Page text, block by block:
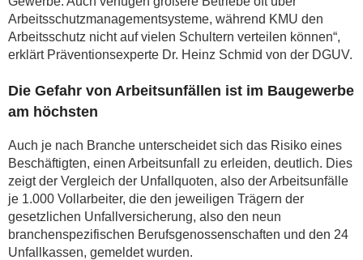
Arbeitsschutzmanagementsysteme, während KMU den
Arbeitsschutz nicht auf vielen Schultern verteilen können“,
erklärt Präventionsexperte Dr. Heinz Schmid von der DGUV.
Die Gefahr von Arbeitsunfällen ist im Baugewerbe
am höchsten
Auch je nach Branche unterscheidet sich das Risiko eines
Beschäftigten, einen Arbeitsunfall zu erleiden, deutlich. Dies
zeigt der Vergleich der Unfallquoten, also der Arbeitsunfälle
je 1.000 Vollarbeiter, die den jeweiligen Trägern der
gesetzlichen Unfallversicherung, also den neun
branchenspezifischen Berufsgenossenschaften und den 24
Unfallkassen, gemeldet wurden.